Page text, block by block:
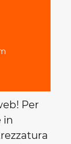
Per
in